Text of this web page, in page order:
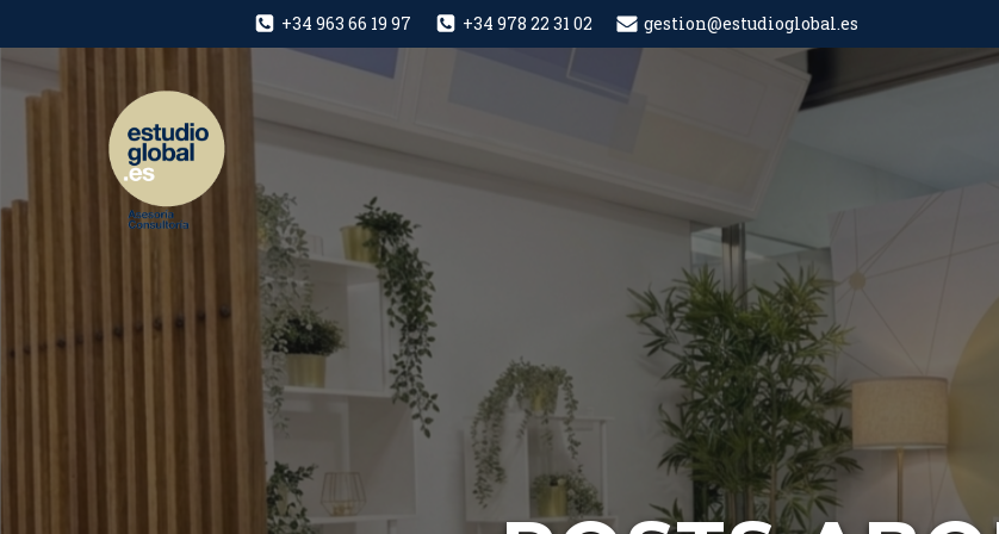
+34 963 66 19 97 +34 978 22 31 02 gestion@estudioglobal.es